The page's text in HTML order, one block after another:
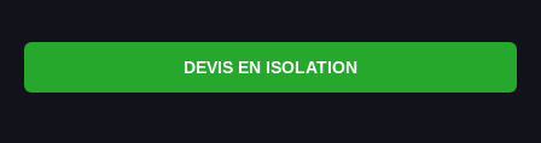
DEVIS EN ISOLATION